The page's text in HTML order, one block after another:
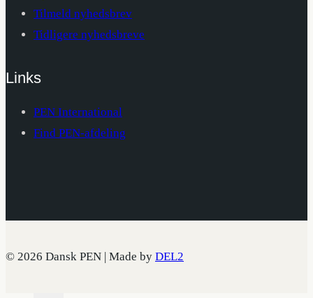
Tilmeld nyhedsbrev
Tidligere nyhedsbreve
Links
PEN International
Find PEN-afdeling
© 2026 Dansk PEN | Made by DEL2